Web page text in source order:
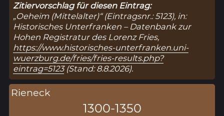
Zitiervorschlag für diesen Eintrag:
„Oeheim (Mittelalter)“ (Eintragsnr.: 5123), in:
Historisches Unterfranken – Datenbank zur
Hohen Registratur des Lorenz Fries,
https://www.historisches-unterfranken.uni-
wuerzburg.de/fries/fries-results.php?
eintrag=5123(Stand: 8.8.2026).
Rieneck
1300-1350